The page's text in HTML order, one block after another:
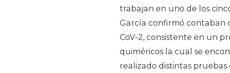
trabajan en uno de los
García confirmó contaban
CoV-2, consistente en un
quiméricos la cual se
realizado distintas pruebas